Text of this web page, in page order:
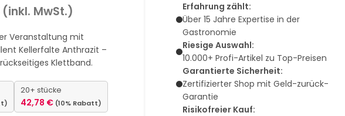
(inkl. MwSt.)
Veranstaltung mit
Kellerfalte Anthrazit –
Klettband.
20+ stücke
42,78 € (10% Rabatt)
Erfahrung zählt:
Über 15 Jahre Expertise in der
Gastronomie
Riesige Auswahl:
10.000+ Profi-Artikel zu Top-Preisen
Garantierte Sicherheit:
Zertifizierter Shop mit Geld-zurück-
Garantie
Risikofreier Kauf: